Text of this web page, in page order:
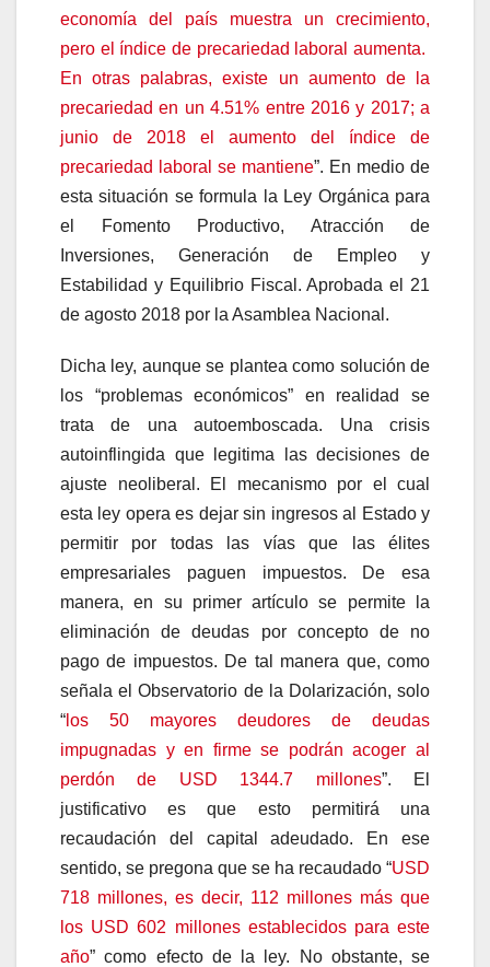
economía del país muestra un crecimiento,
pero el índice de precariedad laboral aumenta.
En otras palabras, existe un aumento de la
precariedad en un 4.51% entre 2016 y 2017; a
junio de 2018 el aumento del índice de
precariedad laboral se mantiene”. En medio de
esta situación se formula la Ley Orgánica para
el Fomento Productivo, Atracción de
Inversiones, Generación de Empleo y
Estabilidad y Equilibrio Fiscal. Aprobada el 21
de agosto 2018 por la Asamblea Nacional.
Dicha ley, aunque se plantea como solución de
los “problemas económicos” en realidad se
trata de una autoemboscada. Una crisis
autoinflingida que legitima las decisiones de
ajuste neoliberal. El mecanismo por el cual
esta ley opera es dejar sin ingresos al Estado y
permitir por todas las vías que las élites
empresariales paguen impuestos. De esa
manera, en su primer artículo se permite la
eliminación de deudas por concepto de no
pago de impuestos. De tal manera que, como
señala el Observatorio de la Dolarización, solo
“ los 50 mayores deudores de deudas
impugnadas y en firme se podrán acoger al
perdón de USD 1344.7 millones”. El
justificativo es que esto permitirá una
recaudación del capital adeudado. En ese
sentido, se pregona que se ha recaudado “USD
718 millones, es decir, 112 millones más que
los USD 602 millones establecidos para este
año” como efecto de la ley. No obstante, se